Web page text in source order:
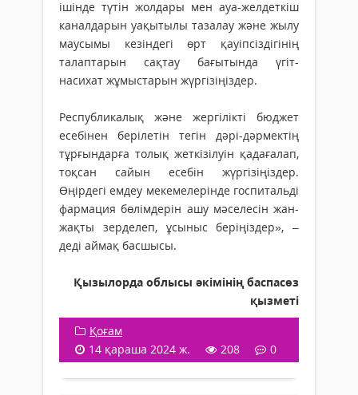
ішінде түтін жолдары мен ауа-желдеткіш
каналдарын уақытылы тазалау және жылу
маусымы кезіндегі өрт қауіпсіздігінің
талаптарын сақтау бағытында үгіт-
насихат жұмыстарын жүргізіңіздер.
Республикалық және жергілікті бюджет
есебінен берілетін тегін дәрі-дәрмектің
тұрғындарға толық жеткізілуін қадағалап,
тоқсан сайын есебін жүргізіңіздер.
Өңірдегі емдеу мекемелерінде госпитальді
фармация бөлімдерін ашу мәселесін жан-
жақты зерделеп, ұсыныс беріңіздер», –
деді аймақ басшысы.
Қызылорда облысы әкімінің баспасөз
қызметі
Қоғам
14 қараша 2024 ж.
208 0